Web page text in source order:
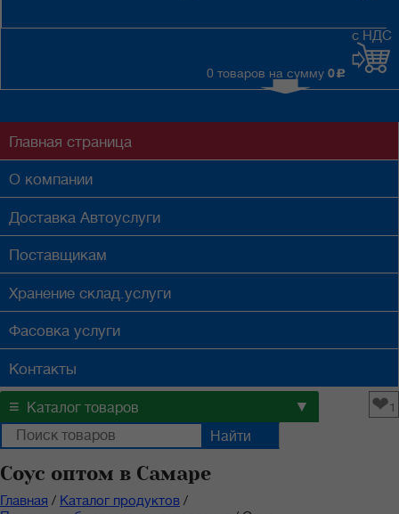
0 товаров на сумму 0 c
с НДС
Главная страница
О компании
Доставка Автоуслуги
Поставщикам
Хранение склад.услуги
Фасовка услуги
Контакты
≡ Каталог товаров ▼ ❤1
Соус оптом в Самаре
Главная / Каталог продуктов /